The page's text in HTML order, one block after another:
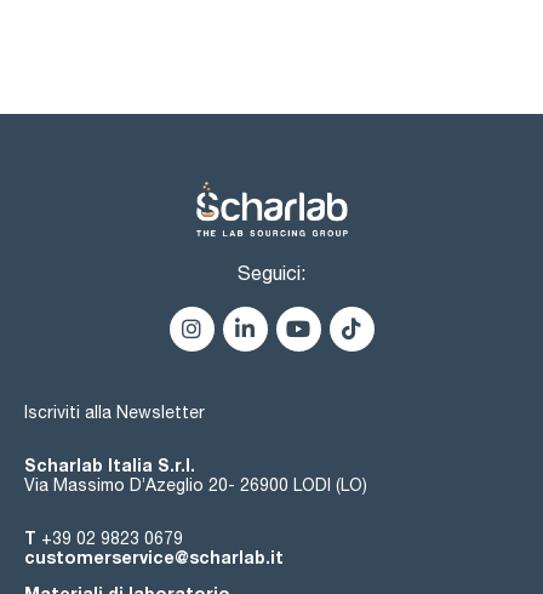
Seguici:
Iscriviti alla Newsletter
Scharlab Italia S.r.l.
Via Massimo D’Azeglio 20- 26900 LODI (LO)
T +39 02 9823 0679
customerservice@scharlab.it